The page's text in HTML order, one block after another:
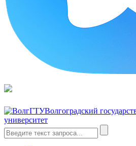
Волгоградский
университет